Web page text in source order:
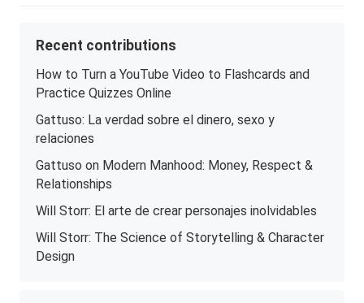
Recent contributions
How to Turn a YouTube Video to Flashcards and
Practice Quizzes Online
Gattuso: La verdad sobre el dinero, sexo y
relaciones
Gattuso on Modern Manhood: Money, Respect &
Relationships
Will Storr: El arte de crear personajes inolvidables
Will Storr: The Science of Storytelling & Character
Design